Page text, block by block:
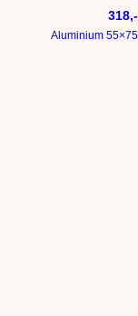
318,-
Aluminium 55×75